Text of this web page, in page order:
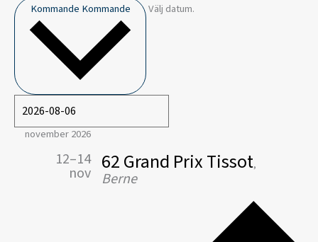
Kommande Kommande Välj datum.
november 2026
12–14
nov 62 Grand Prix Tissot,
Berne